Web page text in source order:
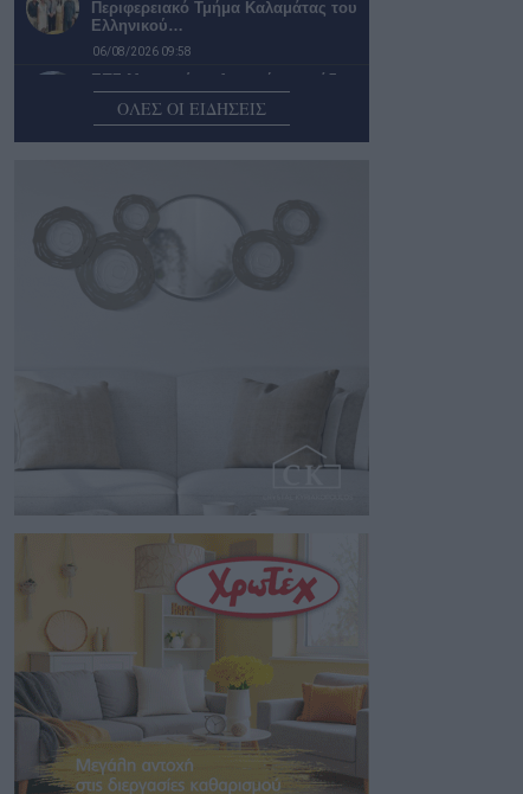
Περιφερειακό Τμήμα Καλαμάτας του
Ελληνικού…
06/08/2026 09:58
ΕΠΣ Μεσσηνίας: Δεκαπέντε ομάδες
δήλωσαν συμμετοχή στο
πρωτάθλημα της Α’…
06/08/2026 09:10
ΟΛΕΣ ΟΙ ΕΙΔΗΣΕΙΣ